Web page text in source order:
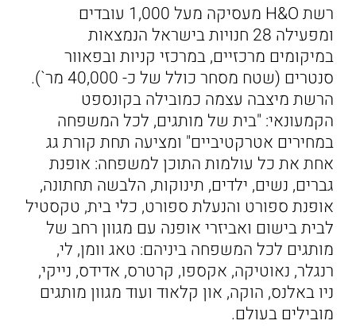
רשת H&O מעסיקה מעל 1,000 עובדים
ומפעילה 28 חנויות בישראל הנמצאות
במיקומים מרכזיים, במרכזי קניות ובפאוור
סנטרים (שטח מסחר כולל של כ- 40,000 מר`).
הרשת מיצבה עצמה כמובילה בקונספט
הקמעונאי: "בית של מותגים, לכל המשפחה
במחירים אטרקטיביים" ומציעה תחת קורת גג
אחת את כל עולמות התוכן למשפחה: אופנת
גברים, נשים, ילדים, תינוקות, הלבשה תחתונה,
אופנת ספורט והנעלת ספורט, כלי בית, טקסטיל
לבית בישום ואביזרי אופנה עם מגוון רחב של
מותגים לכל המשפחה ביניהם: טאג וומן, לי,
רנגלר, נאוטיקה, אקספו, קרטרס, אדידס, נייקי,
ניו באלנס, הוקה, און קלאוד ועוד מגוון מותגים
מובילים בעולם.